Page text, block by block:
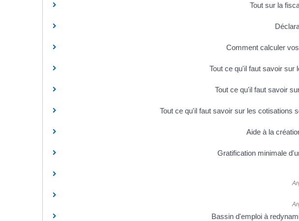
Tout sur la
Comment calculer
Tout ce qu'il faut savoir sur
Tout ce qu'il faut savoir
Tout ce qu'il faut savoir sur les cotisations
Aide à la
Gratification minimale
Bassin d'emploi à